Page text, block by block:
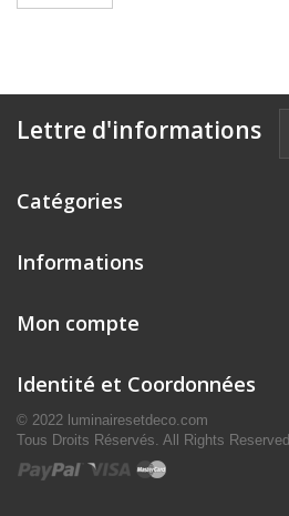
Lettre d'informations
Catégories
Informations
Mon compte
Identité et Coordonnées
© 2022 luminairesetdeco.com
Tous Droits Réservés. All Rights Reserved.